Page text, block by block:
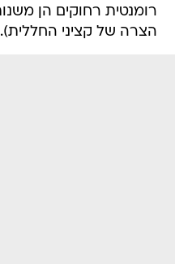
הצרה של קציני החללית).